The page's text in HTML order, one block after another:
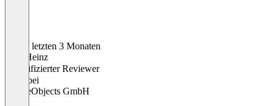
In den letzten 3 Monaten
Karl-Heinz
Verifizierter Reviewer
bei
mobileObjects GmbH